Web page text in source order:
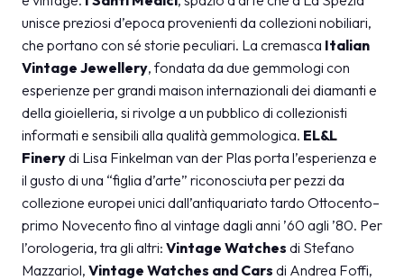
unisce preziosi d’epoca provenienti da collezioni nobiliari,
che portano con sé storie peculiari. La cremasca Italian
Vintage Jewellery, fondata da due gemmologi con
esperienze per grandi maison internazionali dei diamanti e
della gioielleria, si rivolge a un pubblico di collezionisti
informati e sensibili alla qualità gemmologica. EL&L
Finerydi Lisa Finkelman van der Plas porta l’esperienza e
il gusto di una “figlia d’arte” riconosciuta per pezzi da
collezione europei unici dall’antiquariato tardo Ottocento–
primo Novecento fino al vintage dagli anni ’60 agli ’80. Per
l’orologeria, tra gli altri: Vintage Watches di Stefano
Mazzariol, Vintage Watches and Cars di Andrea Foffi,